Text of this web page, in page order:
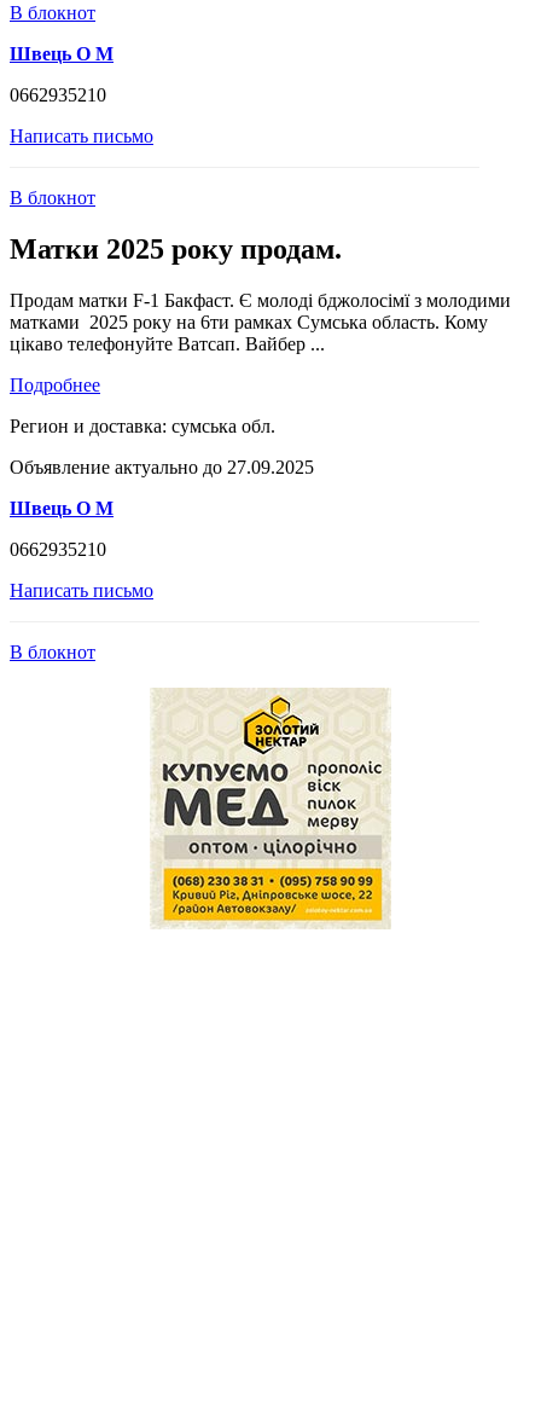
В блокнот
Швець О М
0662935210
Написать письмо
В блокнот
Матки 2025 року продам.
Продам матки F-1 Бакфаст. Є молоді бджолосімї з молодими
матками 2025 року на 6ти рамках Сумська область. Кому
цікаво телефонуйте Ватсап. Вайбер ...
Подробнее
Регион и доставка: сумська обл.
Объявление актуально до 27.09.2025
Швець О М
0662935210
Написать письмо
В блокнот